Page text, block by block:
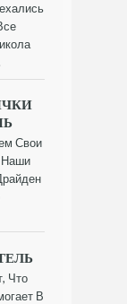
Свои
Наши
Что
В